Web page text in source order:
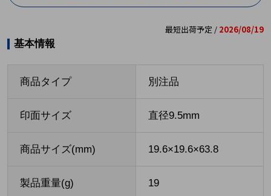
最短出荷予定 / 2026/08/19
基本情報
商品タイプ 別注品
印面サイズ 直径9.5mm
商品サイズ(mm) 19.6×19.6×63.8
製品重量(g) 19